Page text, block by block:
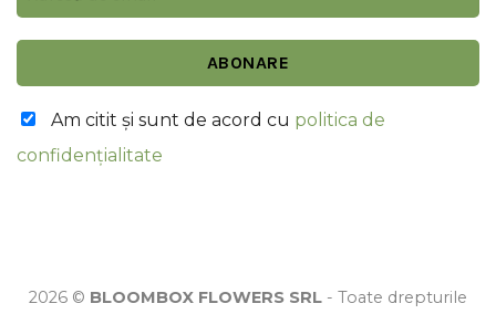
Am citit şi sunt de acord cu politica de
confidențialitate
2026 © BLOOMBOX FLOWERS SRL - Toate drepturile